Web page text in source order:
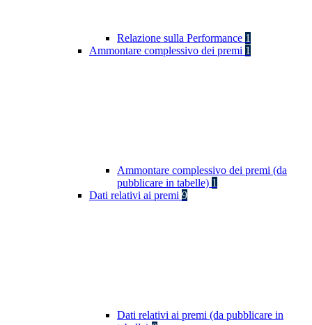
Relazione sulla Performance 1
Ammontare complessivo dei premi 1
Ammontare complessivo dei premi (da
pubblicare in tabelle) 1
Dati relativi ai premi 9
Dati relativi ai premi (da pubblicare in